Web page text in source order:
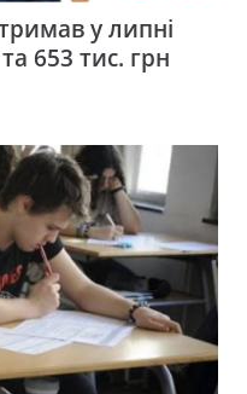
у липні
653 тис. грн